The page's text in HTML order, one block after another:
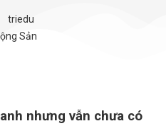
triedu
Sản
nhưng vẫn chưa có